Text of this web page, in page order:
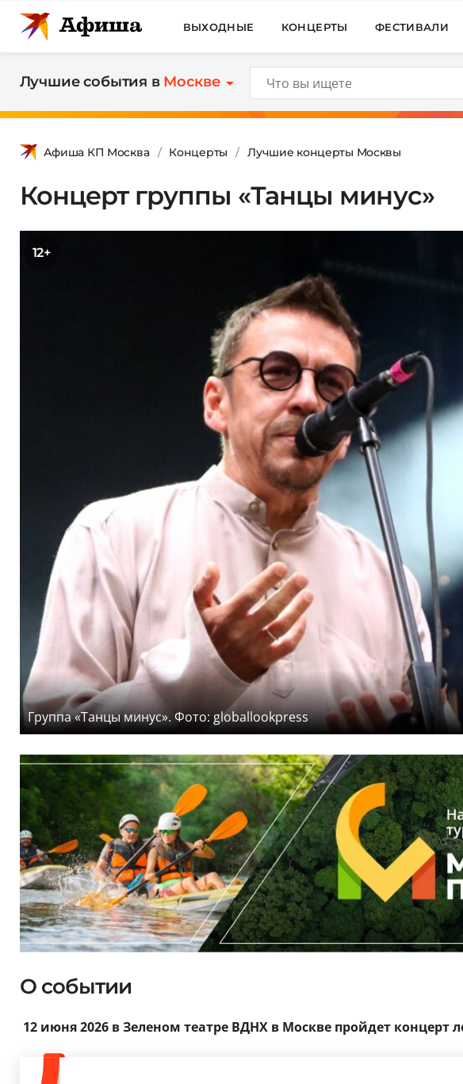
ВЫХОДНЫЕ КОНЦЕРТЫ ФЕСТИВАЛИ
Лучшие события в Москве
Афиша КП Москва Концерты Лучшие концерты Москвы
Концерт группы «Танцы минус»
12+
Группа «Танцы минус». Фото: globallookpress
О событии
12 июня 2026 в Зеленом театре ВДНХ в Москве пройдет концерт